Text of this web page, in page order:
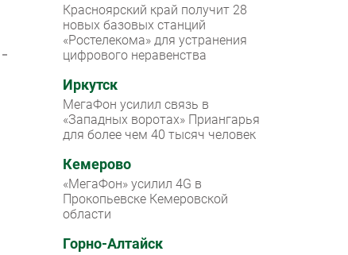
Красноярский край получит 28
новых базовых станций
«Ростелекома» для устранения
цифрового неравенства
Иркутск
МегаФон усилил связь в
«Западных воротах» Приангарья
для более чем 40 тысяч человек
Кемерово
«МегаФон» усилил 4G в
Прокопьевске Кемеровской
области
Горно-Алтайск